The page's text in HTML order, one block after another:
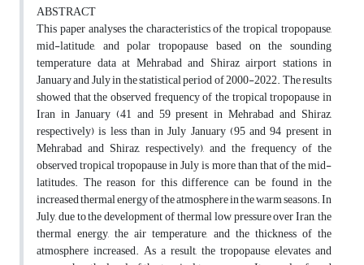
ABSTRACT
This paper analyses the characteristics of the tropical tropopause,
mid-latitude, and polar tropopause based on the sounding
temperature data at Mehrabad and Shiraz airport stations in
January and July in the statistical period of 2000-2022. The results
showed that the observed frequency of the tropical tropopause in
Iran in January (41 and 59 present in Mehrabad and Shiraz,
respectively) is less than in July January (95 and 94 present in
Mehrabad and Shiraz, respectively), and the frequency of the
observed tropical tropopause in July is more than that of the mid-
latitudes. The reason for this difference can be found in the
increased thermal energy of the atmosphere in the warm seasons. In
July, due to the development of thermal low pressure over Iran, the
thermal energy, the air temperature, and the thickness of the
atmosphere increased. As a result, the tropopause elevates and